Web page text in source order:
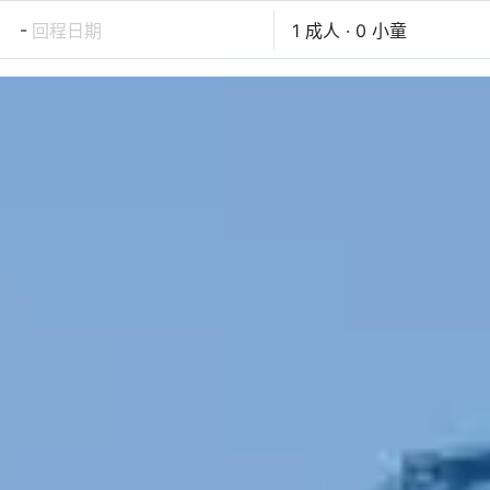
- 回程日期 1 成人 · 0 小童